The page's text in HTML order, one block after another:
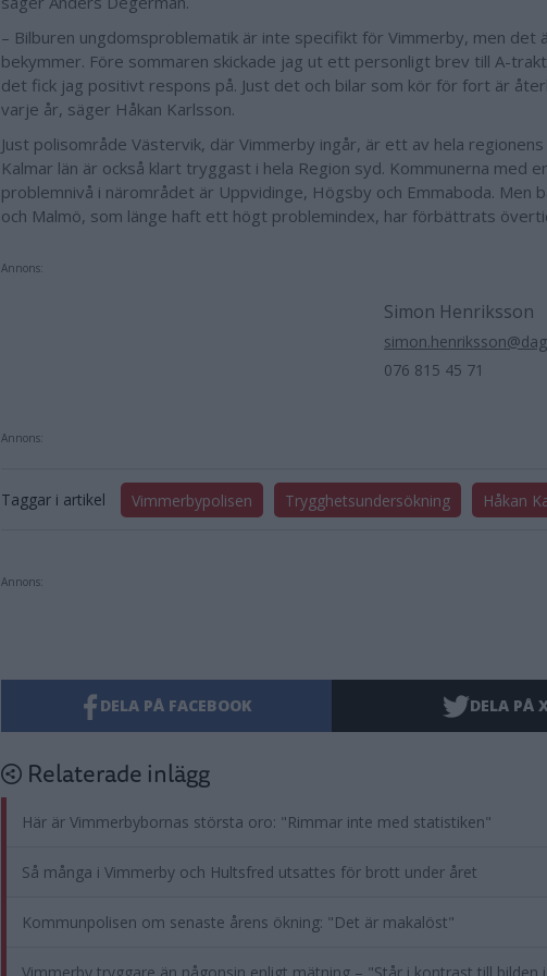
– Bilburen ungdomsproblematik är inte specifikt för Vimmerby, men det
bekymmer. Före sommaren skickade jag ut ett personligt brev till A-
det fick jag positivt respons på. Just det och bilar som kör för fort är
varje år, säger Håkan Karlsson.
Just polisområde Västervik, där Vimmerby ingår, är ett av hela
Kalmar län är också klart tryggast i hela Region syd. Kommunerna med
problemnivå i närområdet är Uppvidinge, Högsby och Emmaboda. Men
och Malmö, som länge haft ett högt problemindex, har förbättrats
Annons:
Simon Henriksson
076 815 45 71
Annons:
Taggar i artikel Vimmerbypolisen Trygghetsundersökning Håkan
Annons:
DELA PÅ FACEBOOK DELA PÅ
Relaterade inlägg
Här är Vimmerbybornas största oro: "Rimmar inte med statistiken"
Så många i Vimmerby och Hultsfred utsattes för brott under året
Kommunpolisen om senaste årens ökning: "Det är makalöst"